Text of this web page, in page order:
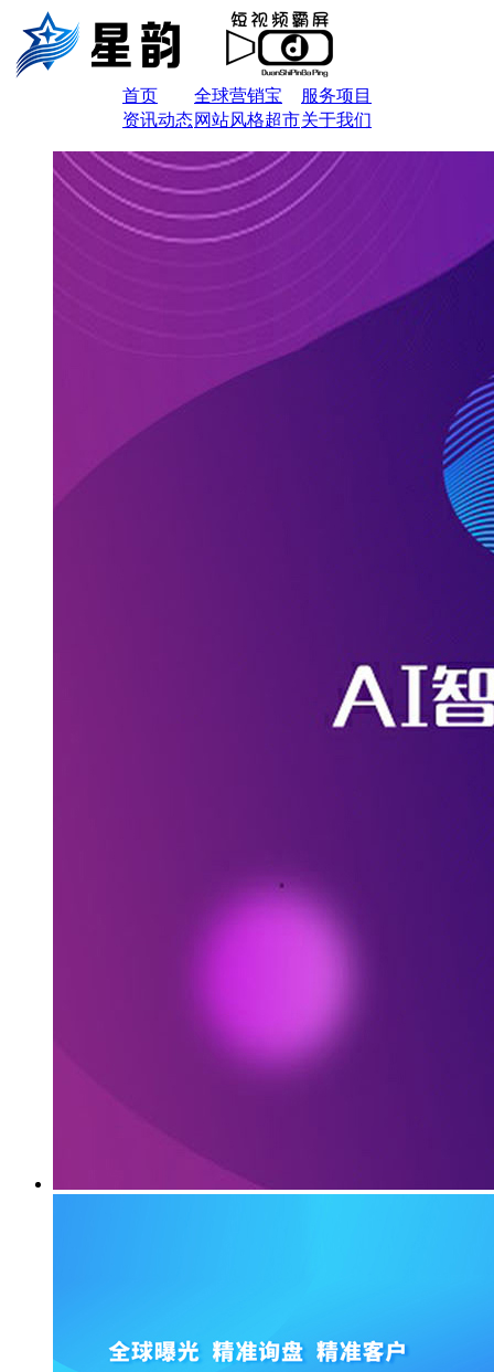
首页 全球营销宝
服务项目
资讯动态网站风格超市关于我们